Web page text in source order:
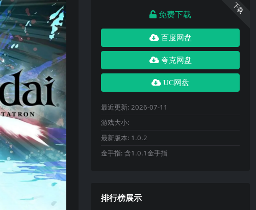
下载
免费下载
百度网盘
夸克网盘
UC网盘
最近更新: 2026-07-11
游戏大小:
最新版本: 1.0.2
金手指: 含1.0.1金手指
排行榜展示